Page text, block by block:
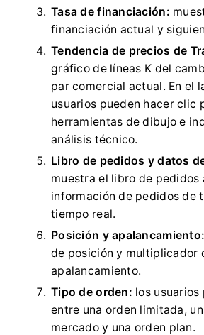
Tasa de financiación:
financiación actual y
Tendencia de precios de
gráfico de líneas K del
par comercial actual. En el
usuarios pueden hacer clic
herramientas de dibujo e
análisis técnico.
Libro de pedidos y datos
muestra el libro de pedidos
información de pedidos de
tiempo real.
Posición y apalancamiento:
de posición y multiplicador
apalancamiento.
Tipo de orden: los
entre una orden limitada,
mercado y una orden plan.